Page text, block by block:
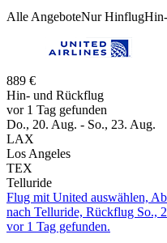
Alle AngeboteNur Hinflug
889 €
Hin- und Rückflug
vor 1 Tag gefunden
Do., 20. Aug. - So., 23. Aug.
LAX
Los Angeles
TEX
Telluride
Flug mit United auswählen,
nach Telluride, Rückflug So.,
vor 1 Tag gefunden.